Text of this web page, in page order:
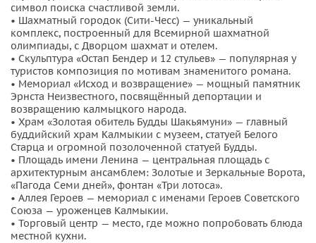
символ поиска счастливой земли.
• Шахматный городок (Сити-Чесс) — уникальный
комплекс, построенный для Всемирной шахматной
олимпиады, с Дворцом шахмат и отелем.
• Скульптура «Остап Бендер и 12 стульев» — популярная у
туристов композиция по мотивам знаменитого романа.
• Мемориал «Исход и возвращение» — мощный памятник
Эрнста Неизвестного, посвящённый депортации и
возвращению калмыцкого народа.
• Храм «Золотая обитель Будды Шакьямуни» — главный
буддийский храм Калмыкии с музеем, статуей Белого
Старца и огромной позолоченной статуей Будды.
• Площадь имени Ленина — центральная площадь с
архитектурным ансамблем: Золотые и Зеркальные Ворота,
«Пагода Семи дней», фонтан «Три лотоса».
• Аллея Героев — мемориал с именами Героев Советского
Союза — уроженцев Калмыкии.
• Торговый центр — место, где можно попробовать блюда
местной кухни.